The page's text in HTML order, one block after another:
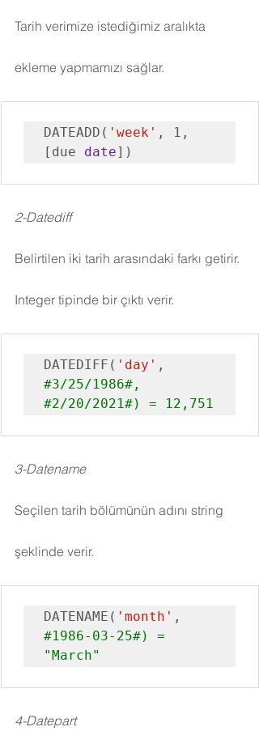
Tarih verimize istediğimiz aralıkta
ekleme yapmamızı sağlar.
DATEADD( 'week' , 1,
[due date])
2-Datediff
Belirtilen iki tarih arasındaki farkı getirir.
Integer tipinde bir çıktı verir.
DATEDIFF( 'day'
#3
#2/20/2021#) = 12,751
3-Datename
Seçilen tarih bölümünün adını string
şeklinde verir.
DATENAME( 'month'
#1986-03-25#) =
"March"
4-Datepart